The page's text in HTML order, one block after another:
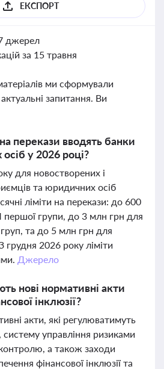
ЕКСПОРТ
джерел
за 15 травня
ми сформували
актуальні запитання. Ви
перекази вводять банки
у 2026 році?
для новостворених і
та юридичних осіб
ліміти на перекази: до 600
групи, до 3 млн грн для
груп, та до 5 млн грн для
грудня 2026 року ліміти
Джерело
нові нормативні акти
інклюзії?
акти, які регулюватимуть
систему управління ризиками
а також заходи
фінансової інклюзії та